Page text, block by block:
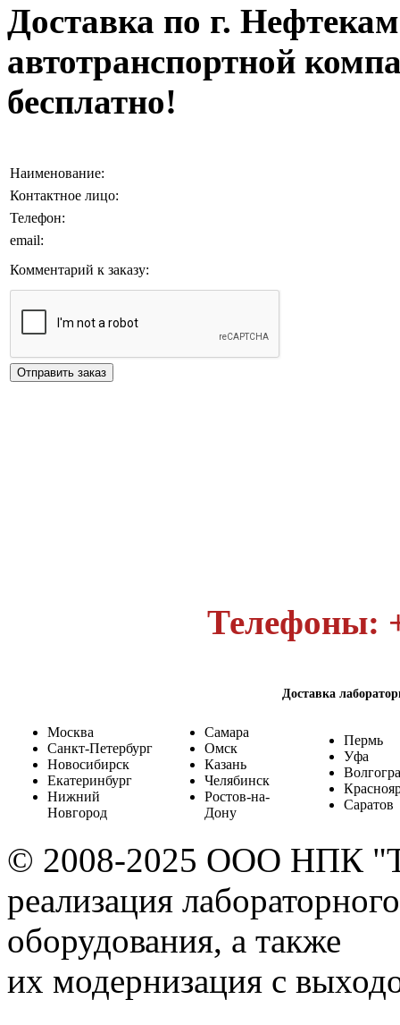
Доставка по г.
автотранспортной
бесплатно!
Наименование:
Контактное лицо:
Телефон:
email:
Комментарий к заказу:
Телефоны:
Доставка
Москва
Санкт-Петербург
Новосибирск
Екатеринбург
Нижний
Новгород
Самара
Омск
Казань
Челябинск
Ростов-на-
Дону
Пермь
Уфа
Саратов
© 2008-2025 ООО НПК
реализация
оборудования, а также
их модернизация с